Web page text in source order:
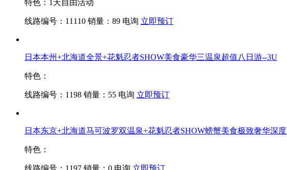
特色：1天自由活动
线路编号：11110 销量：89 电询 立即预订
日本本州+北海道全景+花魁忍者SHOW美食豪华三温泉超值八日游--3U
特色：
线路编号：1198 销量：55 电询 立即预订
日本东京+北海道马可波罗双温泉+花魁忍者SHOW螃蟹美食极致奢华深
特色：
线路编号：1197 销量：0 电询 立即预订